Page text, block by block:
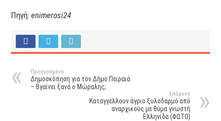
Πηγή:enimerosi24
Προηγούμενο
Δημοσκόπηση για τον Δήμο Πειραιά
– Βγαίνει ξανά ο Μώραλης;
Επόμενο
Καταγγέλλουν άγριο ξυλοδαρμό από
αναρχικούς με θύμα γνωστή
Ελληνίδα (ΦΩΤΟ)